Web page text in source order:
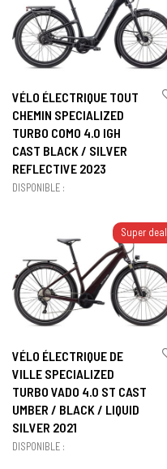
VÉLO ÉLECTRIQUE TOUT
CHEMIN SPECIALIZED
TURBO COMO 4.0 IGH
CAST BLACK / SILVER
REFLECTIVE 2023
DISPONIBLE :
Super deal
VÉLO ÉLECTRIQUE DE
VILLE SPECIALIZED
TURBO VADO 4.0 ST CAST
UMBER / BLACK / LIQUID
SILVER 2021
DISPONIBLE :